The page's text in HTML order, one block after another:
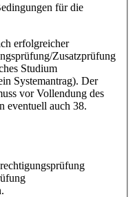
für die
erfolgreicher
Zusatzprüfung
Studium
Systemantrag). Der
vor Vollendung des
eventuell auch 38.